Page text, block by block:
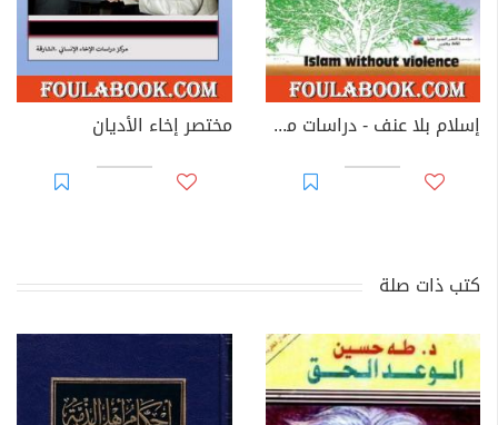
إسلام بلا عنف - دراسات من أجل لا عنف إسلامي مختصر إخاء الأديان
كتب ذات صلة